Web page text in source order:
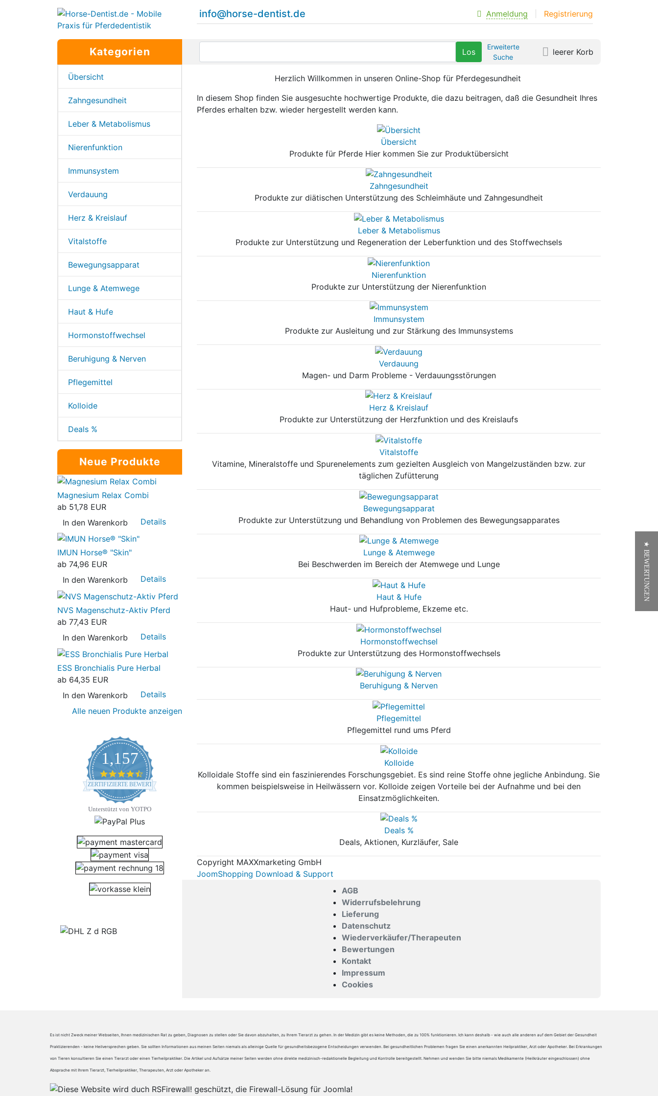
info@horse-dentist.de Anmeldung Registrierung
Kategorien
Übersicht
Zahngesundheit
Leber & Metabolismus
Nierenfunktion
Immunsystem
Verdauung
Herz & Kreislauf
Vitalstoffe
Bewegungsapparat
Lunge & Atemwege
Haut & Hufe
Hormonstoffwechsel
Beruhigung & Nerven
Pflegemittel
Kolloide
Deals %
Neue Produkte
Magnesium Relax Combi
ab 51,78 EUR
In den Warenkorb
Details
IMUN Horse® "Skin"
ab 74,96 EUR
In den Warenkorb
Details
NVS Magenschutz-Aktiv Pferd
ab 77,43 EUR
In den Warenkorb
Details
ESS Bronchialis Pure Herbal
ab 64,35 EUR
In den Warenkorb
Details
Alle neuen Produkte anzeigen
1,157
4.7 star rating
ZERTIFIZIERTE BEWERTUNGEN
Unterstützt von YOTPO
Erweiterte
Suche
leerer Korb
Herzlich Willkommen in unseren Online-Shop für Pferdegesundheit
In diesem Shop finden Sie ausgesuchte hochwertige Produkte, die dazu beitragen, daß die Gesundheit Ihres
Pferdes erhalten bzw. wieder hergestellt werden kann.
Übersicht
Produkte für Pferde Hier kommen Sie zur Produktübersicht
Zahngesundheit
Produkte zur diätischen Unterstützung des Schleimhäute und Zahngesundheit
Leber & Metabolismus
Produkte zur Unterstützung und Regeneration der Leberfunktion und des Stoffwechsels
Nierenfunktion
Produkte zur Unterstützung der Nierenfunktion
Immunsystem
Produkte zur Ausleitung und zur Stärkung des Immunsystems
Verdauung
Magen- und Darm Probleme - Verdauungsstörungen
Herz & Kreislauf
Produkte zur Unterstützung der Herzfunktion und des Kreislaufs
Vitalstoffe
Vitamine, Mineralstoffe und Spurenelements zum gezielten Ausgleich von Mangelzuständen bzw. zur
täglichen Zufütterung
Bewegungsapparat
Produkte zur Unterstützung und Behandlung von Problemen des Bewegungsapparates
Lunge & Atemwege
Bei Beschwerden im Bereich der Atemwege und Lunge
Haut & Hufe
Haut- und Hufprobleme, Ekzeme etc.
Hormonstoffwechsel
Produkte zur Unterstützung des Hormonstoffwechsels
Beruhigung & Nerven
Pflegemittel
Pflegemittel rund ums Pferd
Kolloide
Kolloidale Stoffe sind ein faszinierendes Forschungsgebiet. Es sind reine Stoffe ohne jegliche Anbindung. Sie
kommen beispielsweise in Heilwässern vor. Kolloide zeigen Vorteile bei der Aufnahme und bei den
Einsatzmöglichkeiten.
Deals %
Deals, Aktionen, Kurzläufer, Sale
Copyright MAXXmarketing GmbH
JoomShopping Download & Support
AGB
Widerrufsbelehrung
Lieferung
Datenschutz
Wiederverkäufer/Therapeuten
Bewertungen
Kontakt
Impressum
Cookies
Es ist nicht Zweck meiner Webseiten, Ihnen medizinischen Rat zu geben, Diagnosen zu stellen oder Sie davon abzuhalten, zu Ihrem Tierarzt zu gehen. In der Medizin gibt es keine Methoden, die zu 100% funktionieren. Ich kann deshalb - wie auch alle anderen auf dem Gebiet der Gesundheit
Praktizierenden - keine Heilversprechen geben. Sie sollten Informationen aus meinen Seiten niemals als alleinige Quelle für gesundheitsbezogene Entscheidungen verwenden. Bei gesundheitlichen Problemen fragen Sie einen anerkannten Heilpraktiker, Arzt oder Apotheker. Bei Erkrankungen
von Tieren konsultieren Sie einen Tierarzt oder einen Tierheilpraktiker. Die Artikel und Aufsätze meiner Seiten werden ohne direkte medizinisch-redaktionelle Begleitung und Kontrolle bereitgestellt. Nehmen und wenden Sie bitte niemals Medikamente (Heilkräuter eingeschlossen) ohne
Absprache mit Ihrem Tierarzt, Tierheilpraktiker, Therapeuten, Arzt oder Apotheker an.
★ BEWERTUNGEN